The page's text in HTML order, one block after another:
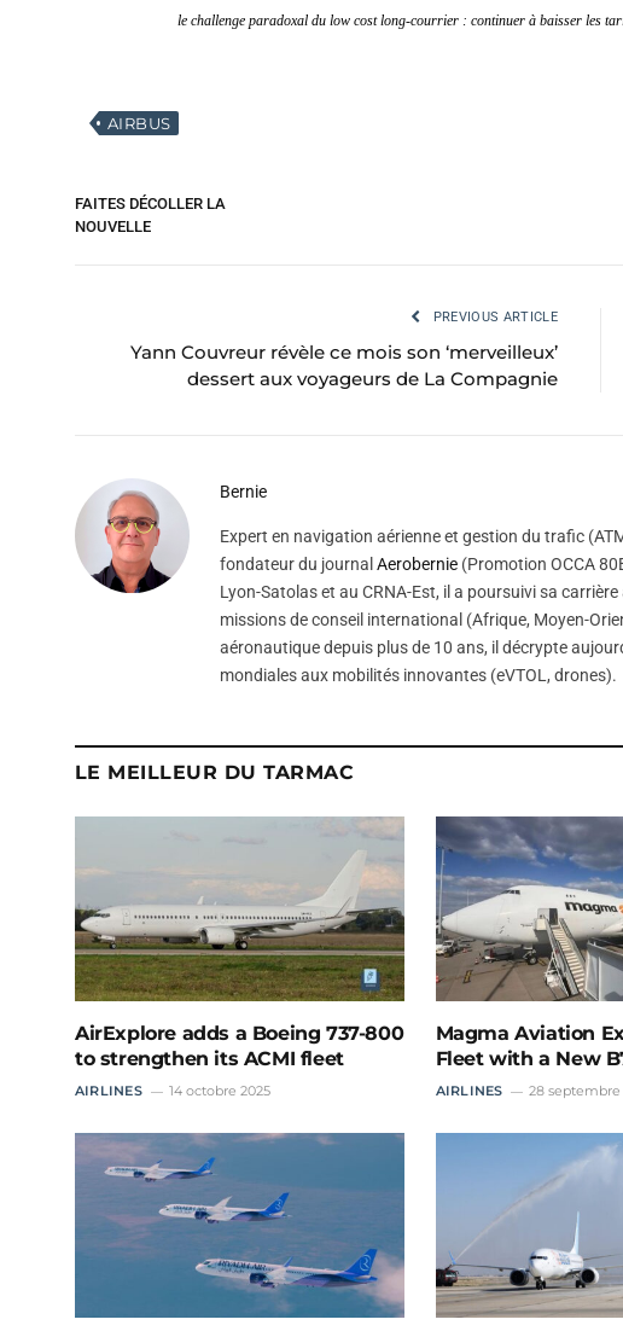
le challenge paradoxal du low cost long-courrier : continuer à baisser les
AIRBUS
FAITES DÉCOLLER LA
NOUVELLE
PREVIOUS ARTICLE
Yann Couvreur révèle ce mois son ‘merveilleux’
dessert aux voyageurs de La Compagnie
Bernie
Expert en navigation aérienne et gestion du trafic
fondateur du journal Aerobernie (Promotion OCCA
Lyon-Satolas et au CRNA-Est, il a poursuivi sa
missions de conseil international (Afrique, Moyen-
aéronautique depuis plus de 10 ans, il décrypte
mondiales aux mobilités innovantes (eVTOL, drones).
LE MEILLEUR DU TARMAC
AirExplore adds a Boeing 737-800
to strengthen its ACMI fleet
AIRLINES 14 octobre 2025
Magma Aviation
Fleet with a New
AIRLINES 28 septembre